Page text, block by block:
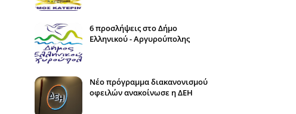
6 προσλήψεις στο Δήμο
Ελληνικού - Αργυρούπολης
Νέο πρόγραμμα διακανονισμού
οφειλών ανακοίνωσε η ΔΕΗ